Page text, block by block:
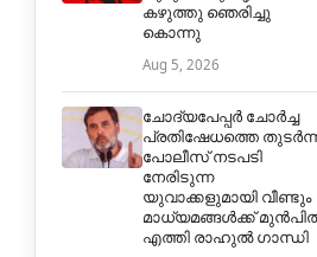
കഴുത്തു ഞെരിച്ചു
കൊന്നു
Aug 5, 2026
ചോദ്യപേപ്പർ ചോർച്ച
പ്രതിഷേധത്തെ
പോലീസ് നടപടി
നേരിടുന്ന
യുവാക്കളുമായി വീണ്ടും
മാധ്യമങ്ങൾക്ക്
എത്തി രാഹുൽ ഗാന്ധി